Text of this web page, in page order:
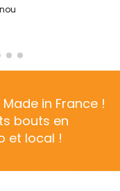
in France !
bouts en
et local !